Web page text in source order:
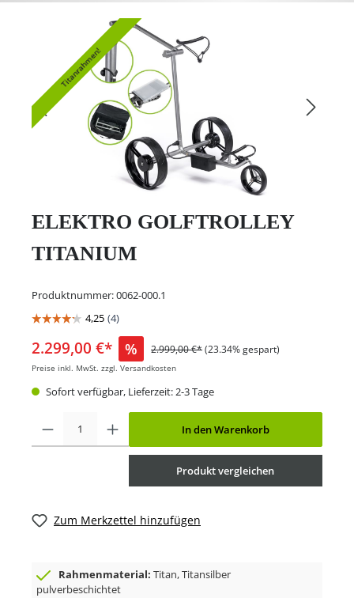
Titanrahmen!
ELEKTRO GOLFTROLLEY
TITANIUM
Produktnummer:0062-000.1
2.299,00 €* % 2.999,00 €*(23.34% gespart)
Preise inkl. MwSt. zzgl. Versandkosten
Sofort verfügbar, Lieferzeit: 2-3 Tage
In den Warenkorb
Produkt vergleichen
Zum Merkzettel hinzufügen
Rahmenmaterial: Titan, Titansilber
pulverbeschichtet